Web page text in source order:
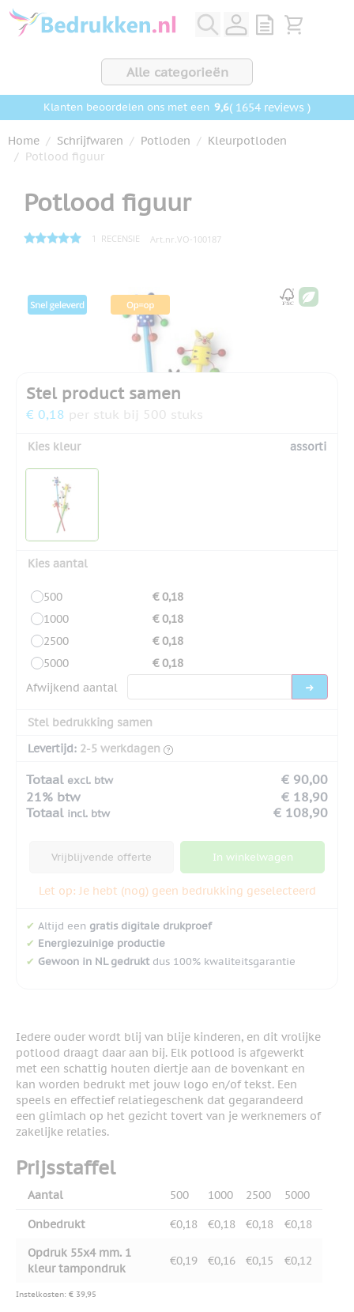
Ga naar de inhoud
View quote,
Bekijk
Alle categorieën
Klanten beoordelen ons met een 9,6( 1654 reviews )
Home / Schrijfwaren / Potloden / Kleurpotloden
/ Potlood figuur
Potlood figuur
1 RECENSIE Art.nr. VO-100187
Hoofdafbeelding
Klik om afbeelding op volledig scherm te bekijken
Stel product samen
€ 0,18 per stuk bij 500 stuks
Kies kleur assorti
Kies aantal
500
€ 0,18
1000
€ 0,18
2500
€ 0,18
5000
€ 0,18
Afwijkend aantal
Stel bedrukking samen
Levertijd: 2-5 werkdagen
Totaal excl. btw
€ 90,00
21% btw
€ 18,90
Totaal incl. btw € 108,90
Vrijblijvende offerte In winkelwagen
Let op: Je hebt (nog) geen bedrukking geselecteerd
✔ Altijd een gratis digitale drukproef
✔ Energiezuinige productie
✔ Gewoon in NL gedruktdus 100% kwaliteitsgarantie
Iedere ouder wordt blij van blije kinderen, en dit vrolijke
potlood draagt daar aan bij. Elk potlood is afgewerkt
met een schattig houten diertje aan de bovenkant en
kan worden bedrukt met jouw logo en/of tekst. Een
speels en effectief relatiegeschenk dat gegarandeerd
een glimlach op het gezicht tovert van je werknemers of
zakelijke relaties.
Prijsstaffel
Aantal 500 1000 2500 5000
Onbedrukt €0,18 €0,18 €0,18
€0,18
Opdruk 55x4 mm. 1
kleur tampondruk
€0,19 €0,16 €0,15 €0,12
Instelkosten: € 39,95